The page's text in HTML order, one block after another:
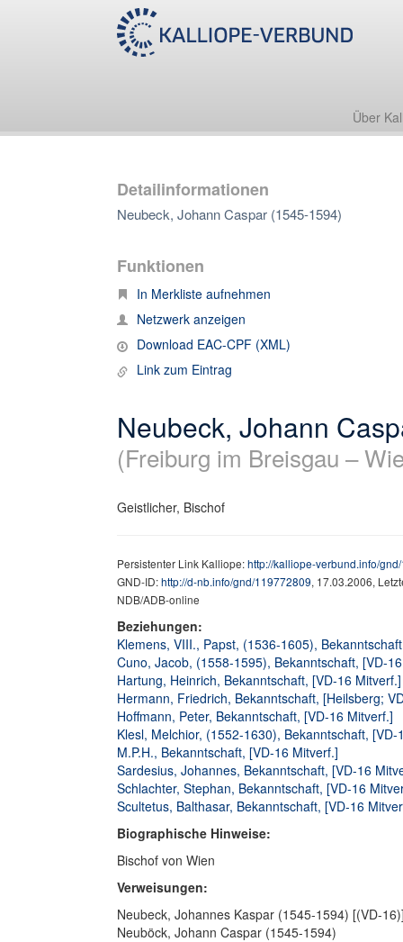
Über
Detailinformationen
Neubeck, Johann Caspar (1545-1594)
Funktionen
In Merkliste aufnehmen
Netzwerk anzeigen
Download EAC-CPF (XML)
Link zum Eintrag
Neubeck, Johann
(Freiburg im Breisgau –
Geistlicher, Bischof
Persistenter Link Kalliope:http://kalliope-verbund.info/
GND-ID:http://d-nb.info/gnd/119772809, 17.03.2006,
NDB/ADB-online
Beziehungen:
Klemens, VIII., Papst, (1536-1605),
Cuno, Jacob, (1558-1595), Bekanntschaft, [VD-
Hartung, Heinrich, Bekanntschaft, [VD-16 Mitverf.]
Hermann, Friedrich, Bekanntschaft, [Heilsberg;
Hoffmann, Peter, Bekanntschaft, [VD-16 Mitverf.]
Klesl, Melchior, (1552-1630), Bekanntschaft, [VD-
M.P.H., Bekanntschaft, [VD-16 Mitverf.]
Sardesius, Johannes, Bekanntschaft, [VD-16
Schlachter, Stephan, Bekanntschaft, [VD-16
Scultetus, Balthasar, Bekanntschaft, [VD-16
Biographische Hinweise:
Bischof von Wien
Verweisungen:
Neubeck, Johannes Kaspar (1545-1594) [(VD-
Neuböck, Johann Caspar (1545-1594)